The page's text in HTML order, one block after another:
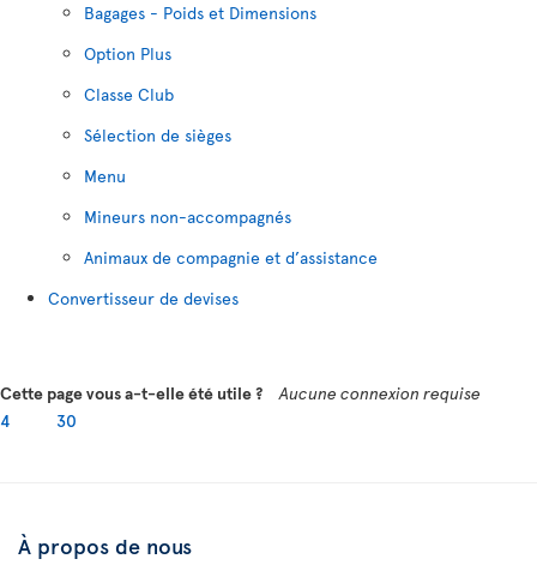
Bagages - Poids et Dimensions
Option Plus
Classe Club
Sélection de sièges
Menu
Mineurs non-accompagnés
Animaux de compagnie et d’assistance
Convertisseur de devises
Cette page vous a-t-elle été utile ?
Aucune connexion requise
4
30
À propos de nous